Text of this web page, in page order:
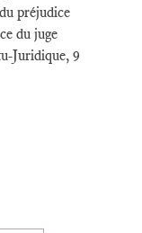
préjudice
du juge
Juridique, 9